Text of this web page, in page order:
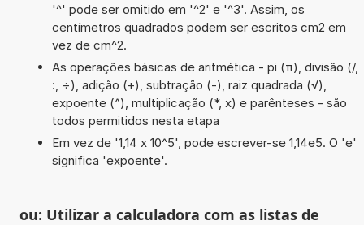
'^' pode ser omitido em '^2' e '^3'. Assim, os
centímetros quadrados podem ser escritos cm2 em
vez de cm^2.
As operações básicas de aritmética - pi (π), divisão (/,
:, ÷), adição (+), subtração (-), raiz quadrada (√),
expoente (^), multiplicação (*, x) e parênteses - são
todos permitidos nesta etapa
Em vez de '1,14 x 10^5', pode escrever-se 1,14e5. O 'e'
significa 'expoente'.
ou: Utilizar a calculadora com as listas de